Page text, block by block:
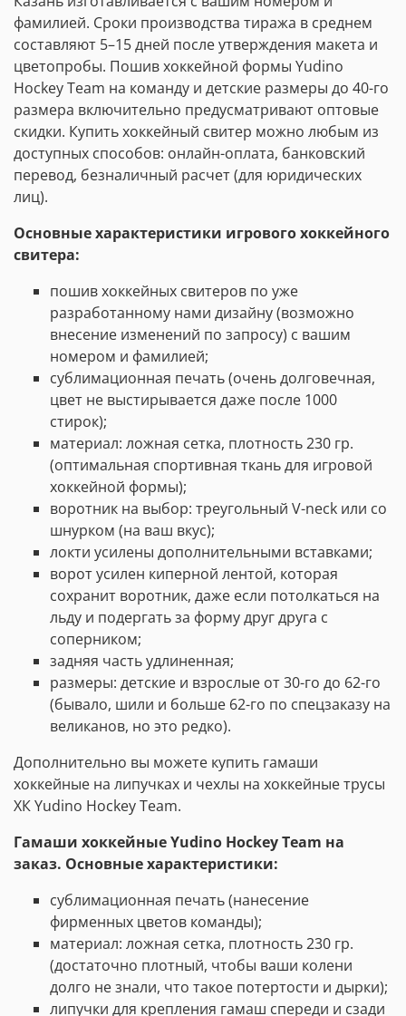
фамилией. Сроки производства тиража в среднем
составляют 5–15 дней после утверждения макета и
цветопробы. Пошив хоккейной формы Yudino
Hockey Team на команду и детские размеры до 40-го
размера включительно предусматривают оптовые
скидки. Купить хоккейный свитер можно любым из
доступных способов: онлайн-оплата, банковский
перевод, безналичный расчет (для юридических
лиц).
Основные характеристики игрового хоккейного
свитера:
пошив хоккейных свитеров по уже
разработанному нами дизайну (возможно
внесение изменений по запросу) с вашим
номером и фамилией;
сублимационная печать (очень долговечная,
цвет не выстирывается даже после 1000
стирок);
материал: ложная сетка, плотность 230 гр.
(оптимальная спортивная ткань для игровой
хоккейной формы);
воротник на выбор: треугольный V-neck или со
шнурком (на ваш вкус);
локти усилены дополнительными вставками;
ворот усилен киперной лентой, которая
сохранит воротник, даже если потолкаться на
льду и подергать за форму друг друга с
соперником;
задняя часть удлиненная;
размеры: детские и взрослые от 30-го до 62-го
(бывало, шили и больше 62-го по спецзаказу на
великанов, но это редко).
Дополнительно вы можете купить гамаши
хоккейные на липучках и чехлы на хоккейные трусы
ХК Yudino Hockey Team.
Гамаши хоккейные Yudino Hockey Team на
заказ. Основные характеристики:
сублимационная печать (нанесение
фирменных цветов команды);
материал: ложная сетка, плотность 230 гр.
(достаточно плотный, чтобы ваши колени
долго не знали, что такое потертости и дырки);
липучки для крепления гамаш спереди и сзади